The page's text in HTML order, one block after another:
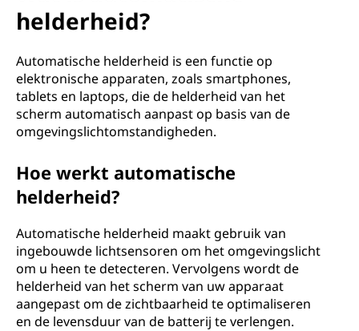
helderheid?
Automatische helderheid is een functie op
elektronische apparaten, zoals smartphones,
tablets en laptops, die de helderheid van het
scherm automatisch aanpast op basis van de
omgevingslichtomstandigheden.
Hoe werkt automatische
helderheid?
Automatische helderheid maakt gebruik van
ingebouwde lichtsensoren om het omgevingslicht
om u heen te detecteren. Vervolgens wordt de
helderheid van het scherm van uw apparaat
aangepast om de zichtbaarheid te optimaliseren
en de levensduur van de batterij te verlengen.